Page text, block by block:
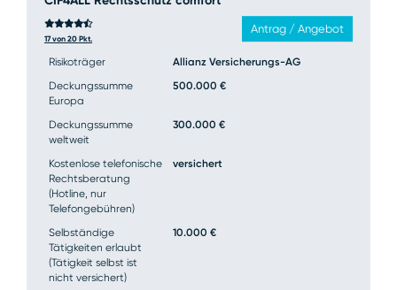
17 von 20 Pkt.
Antrag / Angebot
Risikoträger
Allianz Versicherungs-AG
Deckungssumme
Europa
500.000 €
Deckungssumme
weltweit
300.000 €
Kostenlose telefonische
Rechtsberatung
(Hotline, nur
Telefongebühren)
versichert
Selbständige
Tätigkeiten erlaubt
(Tätigkeit selbst ist
nicht versichert)
10.000 €